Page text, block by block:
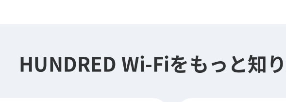
HUNDRED Wi-Fiをもっと知